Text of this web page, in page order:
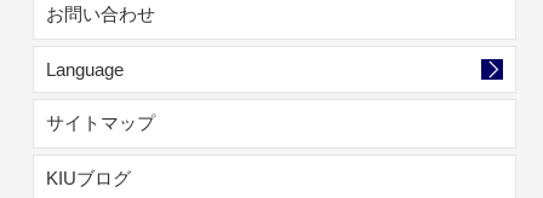
お問い合わせ
Language
サイトマップ
KIUブログ